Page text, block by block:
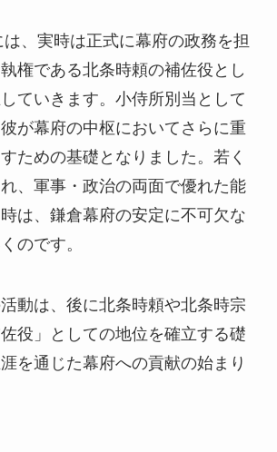
は、実時は正式に幕府の政務を担
権である北条時頼の補佐役とし
ていきます。小侍所別当として
が幕府の中枢においてさらに重
ための基礎となりました。若く
、軍事・政治の両面で優れた能
は、鎌倉幕府の安定に不可欠な
のです。
動は、後に北条時頼や北条時宗
役」としての地位を確立する礎
を通じた幕府への貢献の始まり